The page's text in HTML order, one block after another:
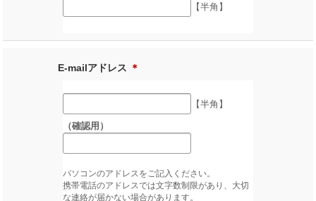
【半角】
E-mailアドレス ＊
【半角】
（確認用）
パソコンのアドレスをご記入ください。
携帯電話のアドレスでは文字数制限があり、大切
な連絡が届かない場合があります。